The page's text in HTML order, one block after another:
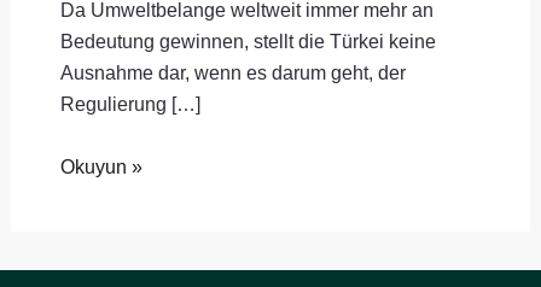
Da Umweltbelange weltweit immer mehr an
Bedeutung gewinnen, stellt die Türkei keine
Ausnahme dar, wenn es darum geht, der
Regulierung […]
Okuyun »